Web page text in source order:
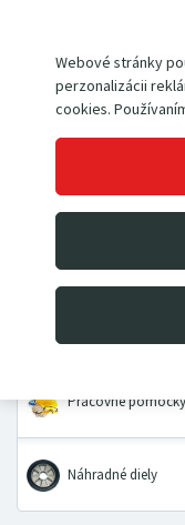
Webové stránky
perzonalizácii
cookies.
Paletové vozíky
Prepravné a
Pracovné pomôcky
Náhradné diely